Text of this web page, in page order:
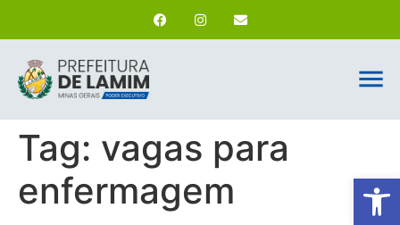
Tag: vagas para
enfermagem